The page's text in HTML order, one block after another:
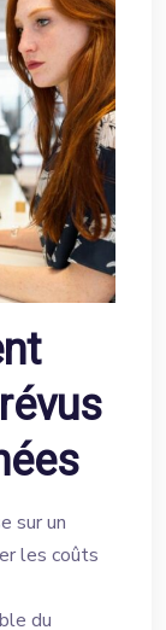
sur un
les coûts
du